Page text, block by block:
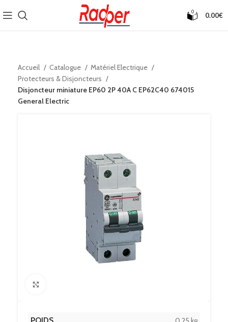
0 0.00€
Accueil Catalogue
Matériel Electrique
Protecteurs & Disjoncteurs
Disjoncteur miniature EP60 2P 40A C EP62C40 674015
General Electric